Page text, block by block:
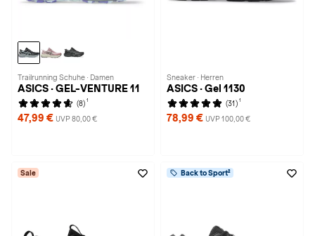
Trailrunning Schuhe · Damen
ASICS · GEL-VENTURE 11
(8) 1
47,99 € UVP 80,00 €
Sneaker · Herren
ASICS · Gel 1130
(31) 1
78,99 € UVP 100,00 €
Sale Back to Sport²